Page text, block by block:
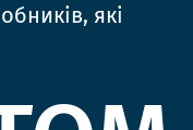
які